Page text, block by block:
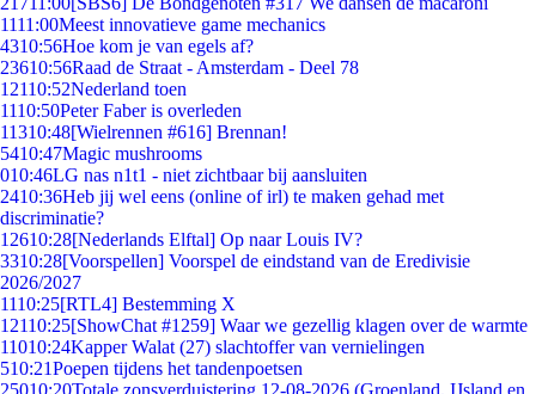
1111:00Meest innovatieve game mechanics
4310:56Hoe kom je van egels af?
23610:56Raad de Straat - Amsterdam - Deel 78
12110:52Nederland toen
1110:50Peter Faber is overleden
11310:48[Wielrennen #616] Brennan!
5410:47Magic mushrooms
010:46LG nas n1t1 - niet zichtbaar bij aansluiten
2410:36Heb jij wel eens (online of irl) te maken gehad met
discriminatie?
12610:28[Nederlands Elftal] Op naar Louis IV?
3310:28[Voorspellen] Voorspel de eindstand van de Eredivisie
2026/2027
1110:25[RTL4] Bestemming X
12110:25[ShowChat #1259] Waar we gezellig klagen over de warmte
11010:24Kapper Walat (27) slachtoffer van vernielingen
510:21Poepen tijdens het tandenpoetsen
25010:20Totale zonsverduistering 12-08-2026 (Groenland, IJsland en